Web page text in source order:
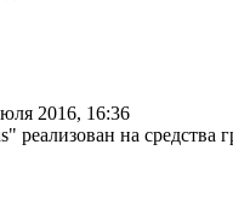
2016, 16:36
реализован на средства